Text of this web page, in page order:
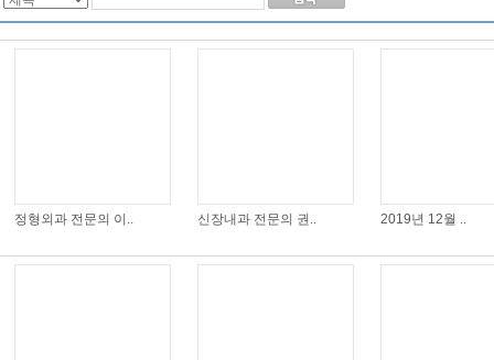
정형외과 전문의 이.. 신장내과 전문의 권.. 2019년 12월 ..